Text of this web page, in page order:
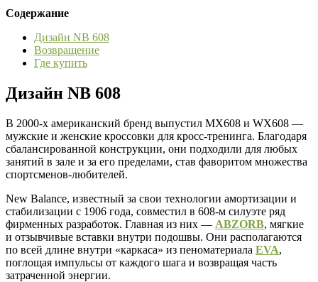
Содержание
Дизайн NB 608
Возвращение
Где купить
Дизайн NB 608
В 2000-х американский бренд выпустил MX608 и WX608 —
мужские и женские кроссовки для кросс-тренинга. Благодаря
сбалансированной конструкции, они подходили для любых
занятий в зале и за его пределами, став фаворитом множества
спортсменов-любителей.
New Balance, известный за свои технологии амортизации и
стабилизации с 1906 года, совместил в 608-м силуэте ряд
фирменных разработок. Главная из них — ABZORB, мягкие
и отзывчивые вставки внутри подошвы. Они располагаются
по всей длине внутри «каркаса» из пеноматериала EVA,
поглощая импульсы от каждого шага и возвращая часть
затраченной энергии.